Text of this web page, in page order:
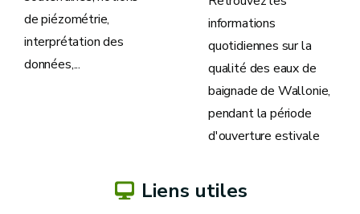
de piézométrie,
interprétation des
données,...
informations
quotidiennes sur la
qualité des eaux de
baignade de Wallonie,
pendant la période
d'ouverture estivale
Liens utiles